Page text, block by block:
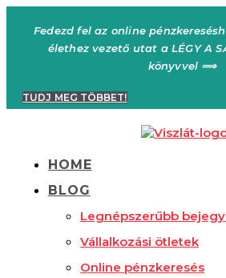
tartalomhoz
Fedezd fel az online
élethez vezető utat a LÉGY A
könyvvel ⟹
TUDJ MEG TÖBBET!
HOME
BLOG
Legnépszerűbb
Vállalkozási ötletek
Online pénzkeresés